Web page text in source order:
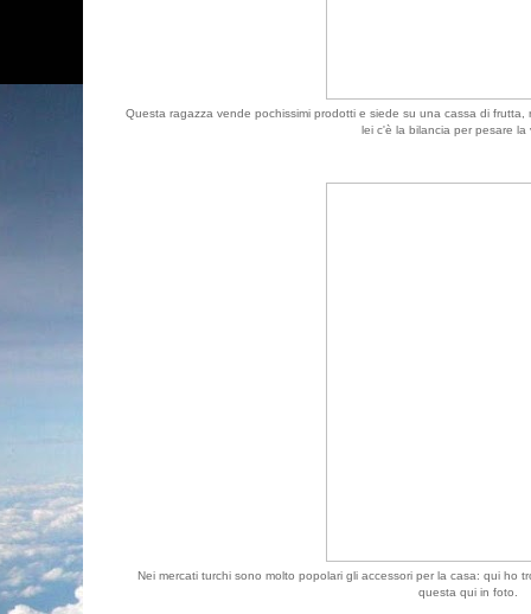
Questa ragazza vende pochissimi prodotti e siede su una cassa di
lei c'è la bilancia per pesare la
Nei mercati turchi sono molto popolari gli accessori per la casa: qui ho
questa qui in foto.